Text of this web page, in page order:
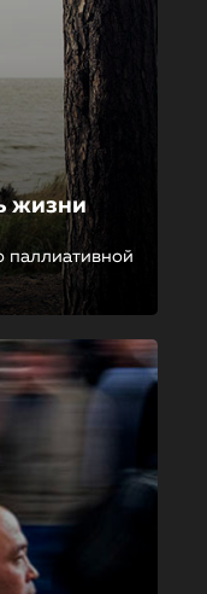
жизни
паллиативной